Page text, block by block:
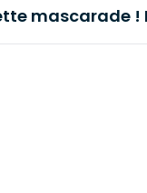
mascarade